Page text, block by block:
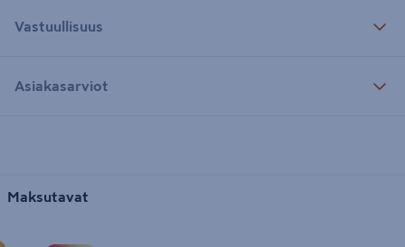
Vastuullisuus
Asiakasarviot
Maksutavat